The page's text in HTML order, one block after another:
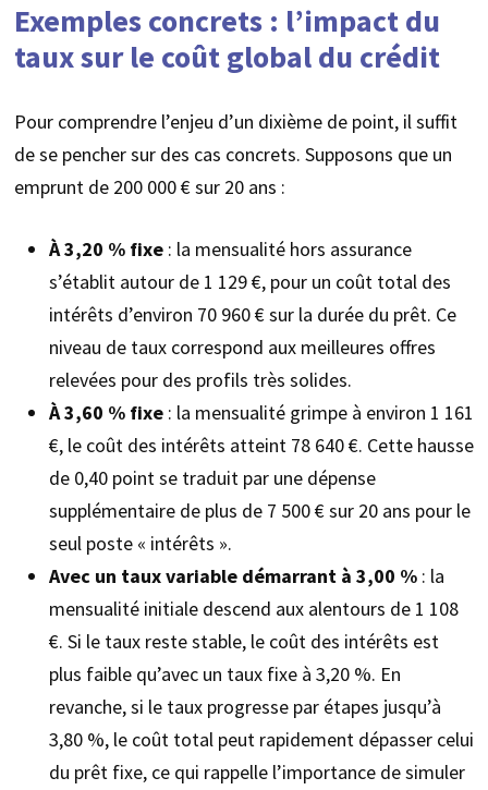
Exemples concrets : l’impact du
taux sur le coût global du crédit
Pour comprendre l’enjeu d’un dixième de point, il suffit
de se pencher sur des cas concrets. Supposons que un
emprunt de 200 000 € sur 20 ans :
À 3,20 % fixe: la mensualité hors assurance
s’établit autour de 1 129 €, pour un coût total des
intérêts d’environ 70 960 € sur la durée du prêt. Ce
niveau de taux correspond aux meilleures offres
relevées pour des profils très solides.
À 3,60 % fixe: la mensualité grimpe à environ 1 161
€, le coût des intérêts atteint 78 640 €. Cette hausse
de 0,40 point se traduit par une dépense
supplémentaire de plus de 7 500 € sur 20 ans pour le
seul poste « intérêts ».
Avec un taux variable démarrant à 3,00 %: la
mensualité initiale descend aux alentours de 1 108
€. Si le taux reste stable, le coût des intérêts est
plus faible qu’avec un taux fixe à 3,20 %. En
revanche, si le taux progresse par étapes jusqu’à
3,80 %, le coût total peut rapidement dépasser celui
du prêt fixe, ce qui rappelle l’importance de simuler